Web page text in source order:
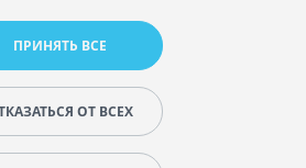
ПРИНЯТЬ ВСЕ
ОТ ВСЕХ